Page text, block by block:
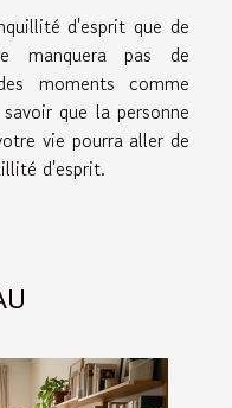
d'esprit que de
manquera pas de
moments comme
que la personne
vie pourra aller de
d'esprit.